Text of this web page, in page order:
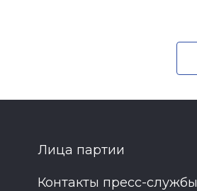
Лица партии
Контакты пресс-службы